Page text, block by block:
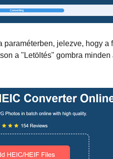
jelezve, hogy a
a "Letöltés" gombra